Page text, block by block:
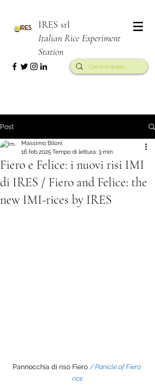
IRES srl
Italian Rice Experiment
Station
Post
Fiero e Felice: i nuovi risi IMI
di IRES / Fiero and Felice: the
new IMI-rices by IRES
Massimo Biloni
16 feb 2025 Tempo di lettura: 3 min
Pannocchia di riso Fiero / Panicle of Fiero
rice